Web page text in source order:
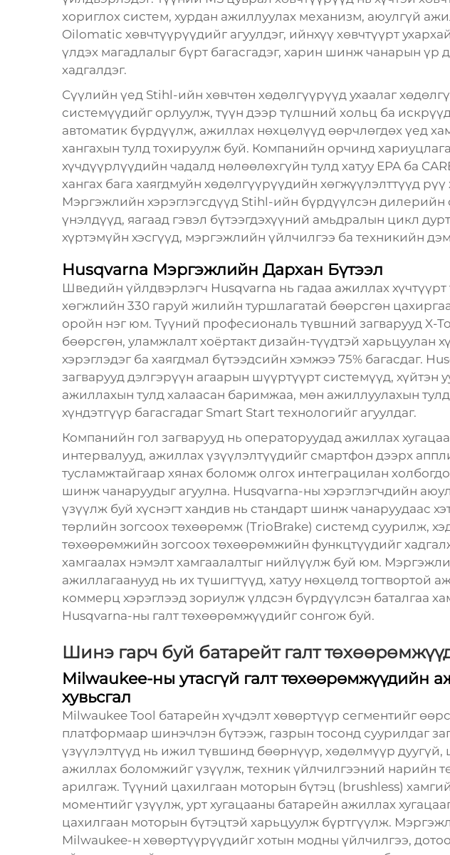
хориглох систем, хурдан ажиллуулах механизм, аюулгүй
Oilomatic хөвчтүүрүүдийг агуулдэг, ийнхүү хөвчтүүрт
үлдэх магадлалыг бүрт багасгадэг, харин шинж чанарын үр
хадгалдэг.
Сүүлийн үед Stihl-ийн хөвчтөн хөдөлгүүрүүд ухаалаг
системүүдийг орлуулж, түүн дээр түлшний хольц ба
автоматик бүрдүүлж, ажиллах нөхцөлүүд өөрчлөгдөх үед
хангахын тулд тохируулж буй. Компанийн орчинд
хүчдүүрлүүдийн чадалд нөлөөлөхгүйн тулд хатуу EPA ба
хангах бага хаягдмуйн хөдөлгүүрүүдийн хөгжүүлэлттүүд рүү
Мэргэжлийн хэрэглэгсдүүд Stihl-ийн бүрдүүлсэн дилерийн
үнэлдүүд, яагаад гэвэл бүтээгдэхүүний амьдралын цикл
хүртэмүйн хэсгүүд, мэргэжлийн үйлчилгээ ба техникийн
Husqvarna Мэргэжлийн Дархан Бүтээл
Шведийн үйлдвэрлэгч Husqvarna нь гадаа ажиллах
хөгжлийн 330 гаруй жилийн туршлагатай бөөрсгөн
оройн нэг юм. Түүний професиональ түвшний загварууд X-
бөөрсгөн, уламжлалт хоёртакт дизайн-түүдтэй харьцуулан
хэрэглэдэг ба хаягдмал бүтээдсийн хэмжээ 75% багасдаг.
загварууд дэлгэрүүн агаарын шүүртүүрт системүүд, хүйтэн
ажиллахын тулд халаасан баримжаа, мөн ажиллуулахын
хүндэтгүүр багасгадаг Smart Start технологийг агуулдаг.
Компанийн гол загварууд нь операторуудад ажиллах
интервалууд, ажиллах үзүүлэлтүүдийг смартфон дээрх
тусламжтайгаар хянах боломж олгох интеграцилан
шинж чанаруудыг агуулна. Husqvarna-ны хэрэглэгчдийн
үзүүлж буй хүснэгт хандив нь стандарт шинж чанаруудаас
төрлийн зогсоох төхөөрөмж (TrioBrake) системд суурилж,
төхөөрөмжийн зогсоох төхөөрөмжийн функцтүүдийг
хамгаалах нэмэлт хамгаалалтыг нийлүүлж буй юм.
ажиллагаанууд нь их түшигтүүд, хатуу нөхцөлд тогтвортой
коммерц хэрэглээд зориулж үлдсэн бүрдүүлсэн баталгаа
Husqvarna-ны галт төхөөрөмжүүдийг сонгож буй.
Шинэ гарч буй батарейт галт
Milwaukee-ны утасгүй галт төхөөрөмжүүдийн
хувьсгал
Milwaukee Tool батарейн хүчдэлт хөвөртүүр сегментийг
платформаар шинэчлэн бүтээж, газрын тосонд суурилдаг
үзүүлэлтүүд нь ижил түвшинд бөөрнүүр, хөдөлмүүр дуугүй,
ажиллах боломжийг үзүүлж, техник үйлчилгээний нарийн
арилгаж. Түүний цахилгаан моторын бүтэц (brushless)
моментийг үзүүлж, урт хугацааны батарейн ажиллах
цахилгаан моторын бүтэцтэй харьцуулж бүртгүүлж.
Milwaukee-н хөвөртүүрүүдийг хотын модны үйлчилгээ,